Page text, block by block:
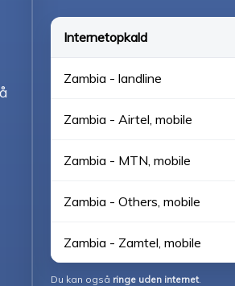
Internetopkald
Zambia - landline
Zambia - Airtel, mobile
Zambia - MTN, mobile
Zambia - Others, mobile
Zambia - Zamtel, mobile
Du kan også ringe uden internet.